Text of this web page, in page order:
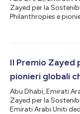
Zayed per la
Philanthropies e
avanti la visione e
coloro che
Il Premio Zayed
pionieri globali
Abu Dhabi, Emirati
Zayed per la
Emirati Arabi Uniti